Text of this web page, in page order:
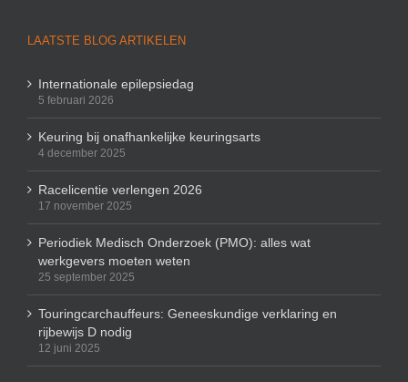
LAATSTE BLOG ARTIKELEN
Internationale epilepsiedag
5 februari 2026
Keuring bij onafhankelijke keuringsarts
4 december 2025
Racelicentie verlengen 2026
17 november 2025
Periodiek Medisch Onderzoek (PMO): alles wat
werkgevers moeten weten
25 september 2025
Touringcarchauffeurs: Geneeskundige verklaring en
rijbewijs D nodig
12 juni 2025